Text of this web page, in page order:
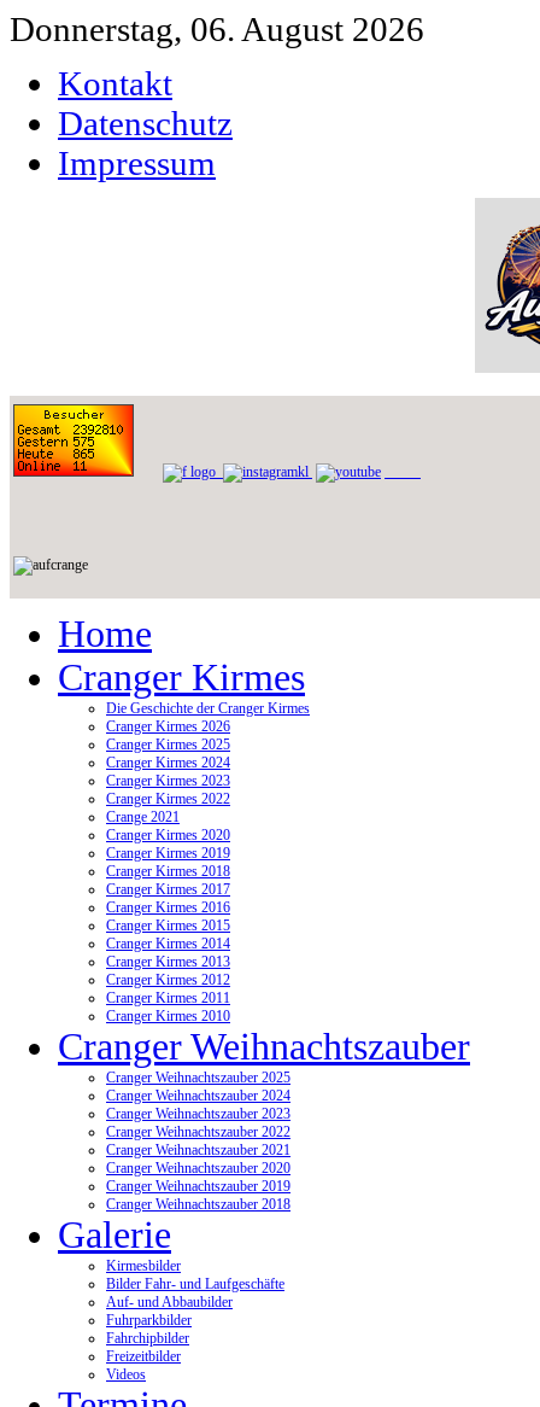
Donnerstag, 06. August 2026
Kontakt
Datenschutz
Impressum
Home
Cranger Kirmes
Die Geschichte der Cranger Kirmes
Cranger Kirmes 2026
Cranger Kirmes 2025
Cranger Kirmes 2024
Cranger Kirmes 2023
Cranger Kirmes 2022
Crange 2021
Cranger Kirmes 2020
Cranger Kirmes 2019
Cranger Kirmes 2018
Cranger Kirmes 2017
Cranger Kirmes 2016
Cranger Kirmes 2015
Cranger Kirmes 2014
Cranger Kirmes 2013
Cranger Kirmes 2012
Cranger Kirmes 2011
Cranger Kirmes 2010
Cranger Weihnachtszauber
Cranger Weihnachtszauber 2025
Cranger Weihnachtszauber 2024
Cranger Weihnachtszauber 2023
Cranger Weihnachtszauber 2022
Cranger Weihnachtszauber 2021
Cranger Weihnachtszauber 2020
Cranger Weihnachtszauber 2019
Cranger Weihnachtszauber 2018
Galerie
Kirmesbilder
Bilder Fahr- und Laufgeschäfte
Auf- und Abbaubilder
Fuhrparkbilder
Fahrchipbilder
Freizeitbilder
Videos